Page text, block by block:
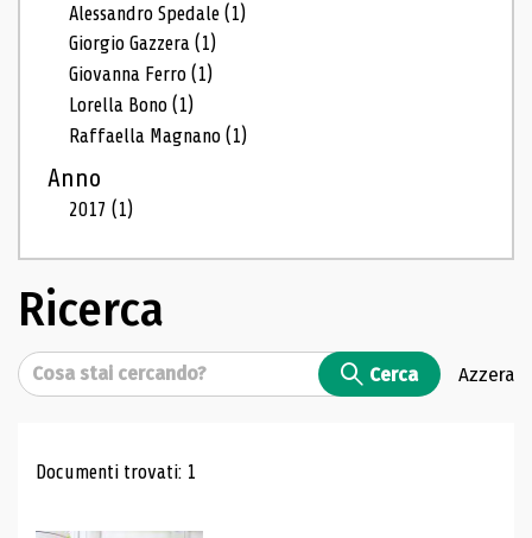
Alessandro Spedale(1)
Giorgio Gazzera(1)
Giovanna Ferro(1)
Lorella Bono(1)
Raffaella Magnano(1)
Anno
2017(1)
Ricerca
Cerca Cerca Azzera
Risultati di ricerca
Documenti trovati: 1